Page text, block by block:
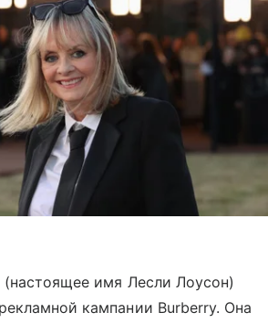
(настоящее имя Лесли Лоусон)
кампании Burberry. Она